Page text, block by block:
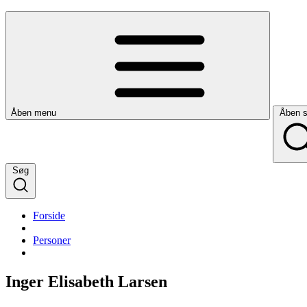
Åben menu Åben
Søg
Forside
Personer
Inger Elisabeth Larsen